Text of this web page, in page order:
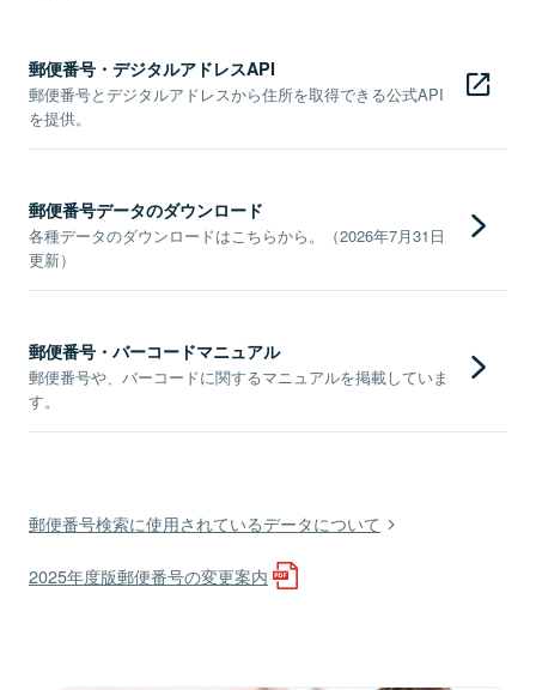
郵便番号・デジタルアドレスAPI
郵便番号とデジタルアドレスから住所を取得できる公式API
を提供。
郵便番号データのダウンロード
各種データのダウンロードはこちらから。（2026年7月31日
更新）
郵便番号・バーコードマニュアル
郵便番号や、バーコードに関するマニュアルを掲載していま
す。
郵便番号検索に使用されているデータについて
2025年度版郵便番号の変更案内